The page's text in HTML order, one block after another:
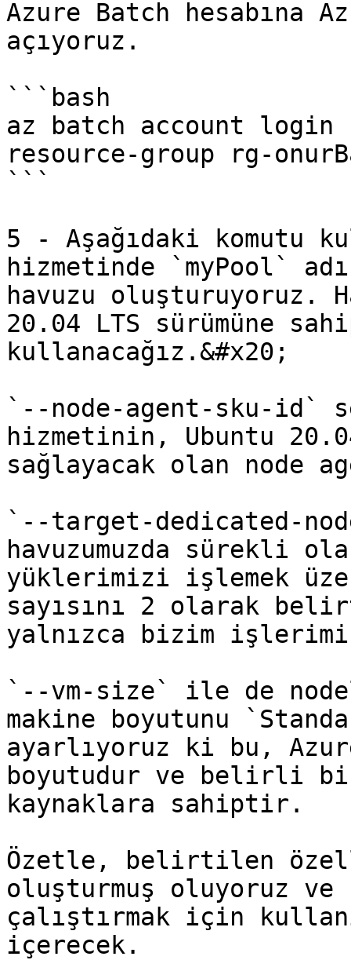
Azure Batch hesabına
açıyoruz.
```bash
az batch account login
resource-group rg-
```
5 - Aşağıdaki komutu
hizmetinde `myPool`
havuzu oluşturuyoruz.
20.04 LTS sürümüne
kullanacağız.&#x20;
`--node-agent-sku-id`
hizmetinin, Ubuntu
sağlayacak olan node
`--target-dedicated-
havuzumuzda sürekli
yüklerimizi işlemek
sayısını 2 olarak
yalnızca bizim
`--vm-size` ile de
makine boyutunu
ayarlıyoruz ki bu,
boyutudur ve belirli
kaynaklara sahiptir.
Özetle, belirtilen
oluşturmuş oluyoruz
çalıştırmak için
içerecek.